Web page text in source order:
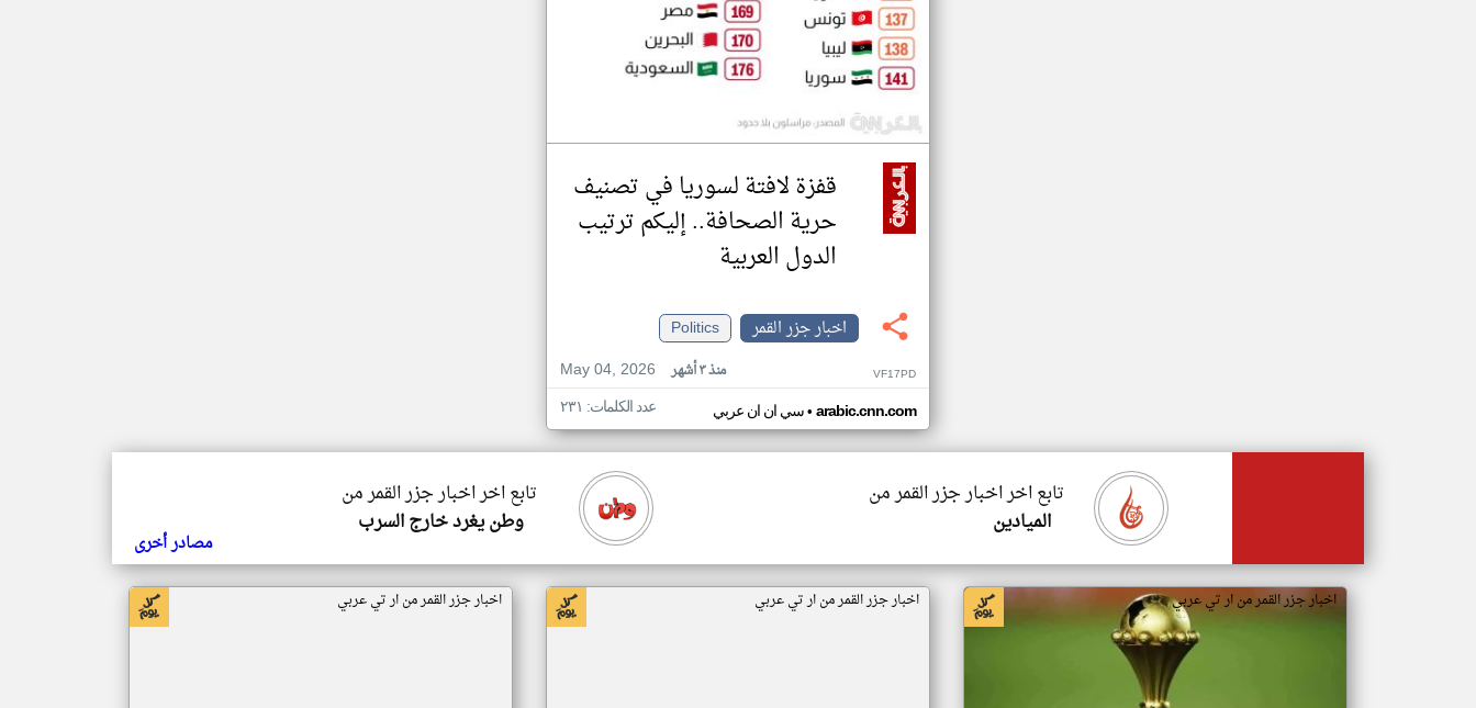
قفزة لافتة لسوريا في تصنيف
حرية الصحافة.. إليكم ترتيب
الدول العربية
اخبار جزر القمر
Politics
May 04, 2026
منذ ٣ أشهر VF17PD
سي ان ان عربي• arabic.cnn.com عدد الكلمات: ٢٣١
تابع اخر اخبار جزر القمر من
وطن يغرد خارج السرب
تابع اخر اخبار جزر القمر من
الميادين
مصادر أخرى
اخبار جزر القمر من ار تي عربي اخبار جزر القمر من ار تي عربي اخبار جزر القمر من ار تي عربي